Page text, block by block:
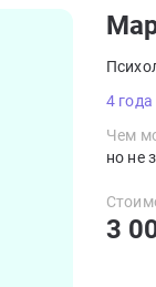
4
Чем
но не
3